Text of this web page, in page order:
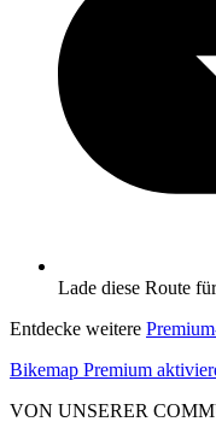
Lade diese Route
Entdecke weitere
Bikemap Premium
VON UNSERER